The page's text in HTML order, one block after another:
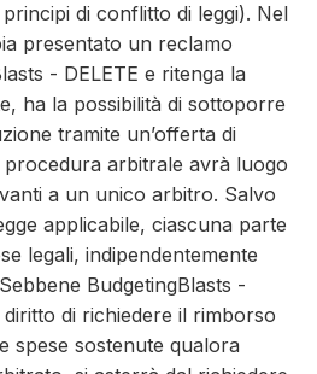
di conflitto di leggi). Nel
presentato un reclamo
- DELETE e ritenga la
ha la possibilità di sottoporre
tramite un’offerta di
arbitrale avrà luogo
a un unico arbitro. Salvo
applicabile, ciascuna parte
legali, indipendentemente
BudgetingBlasts -
di richiedere il rimborso
spese sostenute qualora